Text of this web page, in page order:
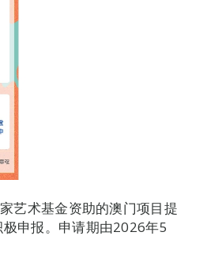
艺术基金资助的澳门项目提
申报。申请期由2026年5